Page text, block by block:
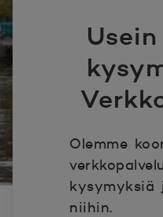
Olemme
kysymyksiä
niihin.